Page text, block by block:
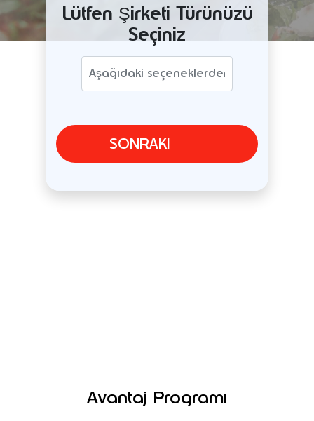
Lütfen Şirketi Türünüzü
Seçiniz
SONRAKI
Avantaj Programı